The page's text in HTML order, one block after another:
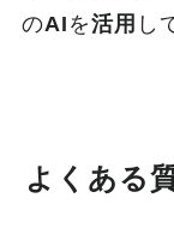
のAI を活用 し
よくある